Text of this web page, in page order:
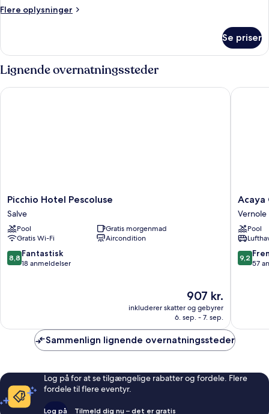
1
med
sovesofa
ikke-
Flere oplysninger
Flere
værelse
til
4
personer
-
havudsigt
Se priser
Lignende overnatningssteder
Picchio
Hotel
Pescoluse
Salve
Picchio Hotel Pescoluse
Salve
Pool
Gratis morgenmad
Gratis Wi-Fi
Aircondition
8.8
ud
8,8 Fantastisk
18 anmeldelser
Prisen
907 kr.
907 kr.
inkluderer skatter og gebyrer
6. sep. - 7. sep.
Picchio Hotel Pescoluse
Acaya
Golf
Resort
&
SPA
Vernole
Acaya
Vernole
Pool
9.2
ud
9,2
57
Acaya
Sammenlign lignende overnatningssteder
Log på for at se tilgængelige rabatter og fordele. Flere
fordele til flere eventyr.
Log på Tilmeld dig nu – det er gratis